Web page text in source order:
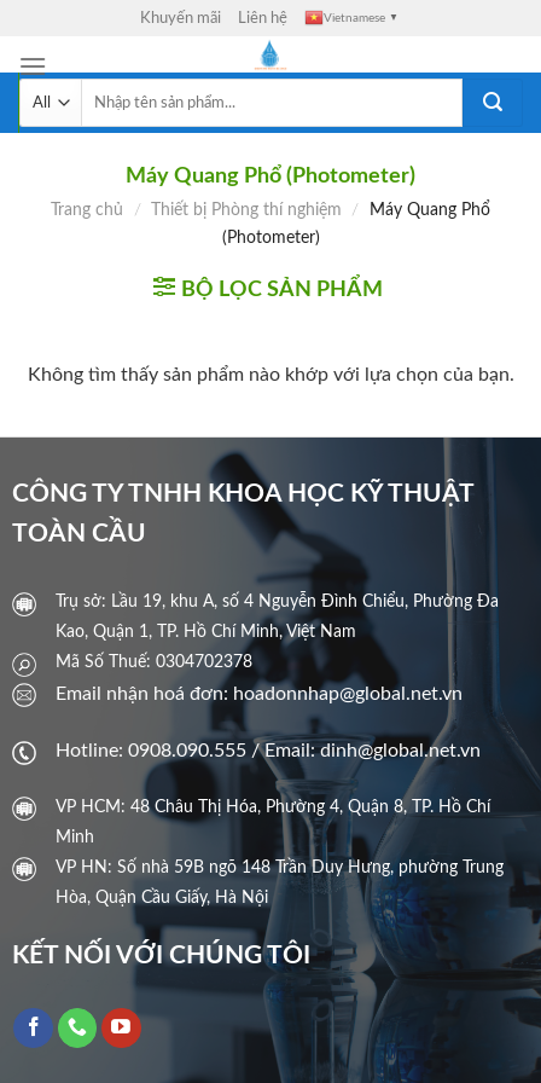
content
Khuyến mãi Liên hệ Vietnamese ▼
kiếm:
Máy Quang Phổ (Photometer)
Trang chủ / Thiết bị Phòng thí nghiệm /
Máy Quang Phổ
(Photometer)
BỘ LỌC SẢN PHẨM
Không tìm thấy sản phẩm nào khớp với lựa chọn của bạn.
CÔNG TY TNHH KHOA HỌC KỸ THUẬT
TOÀN CẦU
Trụ sở: Lầu 19, khu A, số 4 Nguyễn Đình Chiểu, Phường Đa
Kao, Quận 1, TP. Hồ Chí Minh, Việt Nam
Mã Số Thuế: 0304702378
Email nhận hoá đơn: hoadonnhap@global.net.vn
Hotline: 0908.090.555 / Email: dinh@global.net.vn
VP HCM: 48 Châu Thị Hóa, Phường 4, Quận 8, TP. Hồ Chí
Minh
VP HN: Số nhà 59B ngõ 148 Trần Duy Hưng, phường Trung
Hòa, Quận Cầu Giấy, Hà Nội
KẾT NỐI VỚI CHÚNG TÔI